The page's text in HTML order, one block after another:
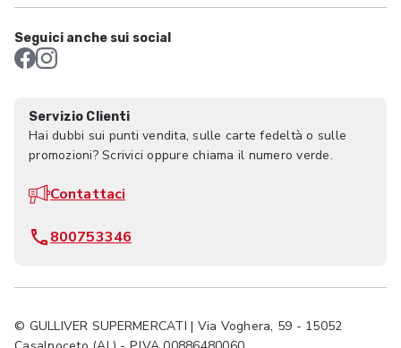
Seguici anche sui social
Servizio Clienti
Hai dubbi sui punti vendita, sulle carte fedeltà o sulle
promozioni? Scrivici oppure chiama il numero verde.
Contattaci
800753346
© GULLIVER SUPERMERCATI | Via Voghera, 59 - 15052